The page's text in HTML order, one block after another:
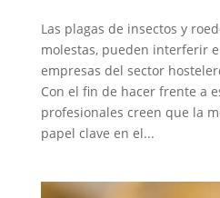
Las plagas de insectos y
molestas, pueden interferir
empresas del sector
Con el fin de hacer frente a
profesionales creen que la
papel clave en el...